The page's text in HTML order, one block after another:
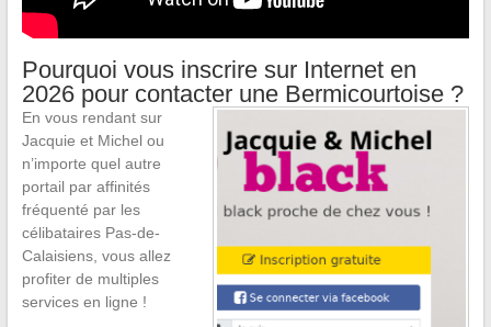
Pourquoi vous inscrire sur Internet en
2026 pour contacter une Bermicourtoise ?
En vous rendant sur
Jacquie et Michel ou
n’importe quel autre
portail par affinités
fréquenté par les
célibataires Pas-de-
Calaisiens, vous allez
profiter de multiples
services en ligne !